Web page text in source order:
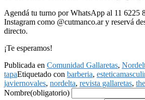
Agendá tu turno por WhatsApp al 11 6225
Instagram como @cutmanco.ar y reservá
directo.
¡Te esperamos!
Publicada en Comunidad Gallaretas,
tapaEtiquetado con barberia,
javiernovales, nordelta, revista gallaretas,
Nombre(obligatorio)